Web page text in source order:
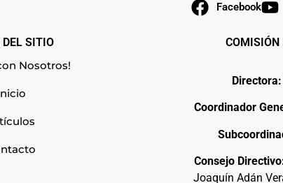
Facebook
SITIO
Nosotros!
COMISIÓN
Directora:
Coordinador
Consejo
Joaquín Adán